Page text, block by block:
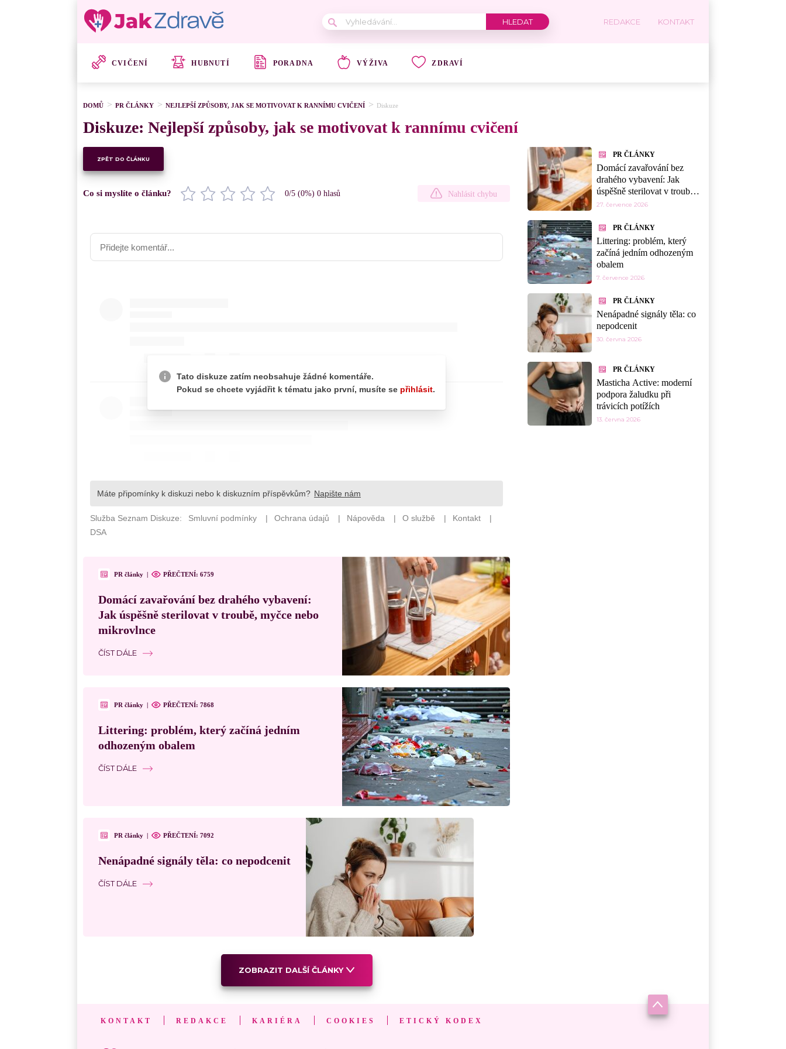
REDAKCE KONTAKT
CVIČENÍ HUBNUTÍ PORADNA VÝŽIVA ZDRAVÍ
DOMŮ PR ČLÁNKY NEJLEPŠÍ ZPŮSOBY, JAK SE MOTIVOVAT K RANNÍMU CVIČENÍ Diskuze
Diskuze: Nejlepší způsoby, jak se motivovat k rannímu cvičení
ZPĚT DO ČLÁNKU
Co si myslíte o článku? 0/5 (0%) 0 hlasů Nahlásit chybu
PR články | PŘEČTENÍ: 6759
Domácí zavařování bez drahého vybavení:
Jak úspěšně sterilovat v troubě, myčce nebo
mikrovlnce
ČÍST DÁLE
PR články | PŘEČTENÍ: 7868
Littering: problém, který začíná jedním
odhozeným obalem
ČÍST DÁLE
PR články | PŘEČTENÍ: 7092
Nenápadné signály těla: co nepodcenit
ČÍST DÁLE
ZOBRAZIT DALŠÍ ČLÁNKY
PR ČLÁNKY
Domácí zavařování bez
drahého vybavení: Jak
úspěšně sterilovat v troubě,
myčce nebo mikrovlnce
27. července 2026
PR ČLÁNKY
Littering: problém, který
začíná jedním odhozeným
obalem
7. července 2026
PR ČLÁNKY
Nenápadné signály těla: co
nepodcenit
30. června 2026
PR ČLÁNKY
Masticha Active: moderní
podpora žaludku při
trávicích potížích
13. června 2026
KONTAKT REDAKCE KARIÉRA COOKIES ETICKÝ KODEX